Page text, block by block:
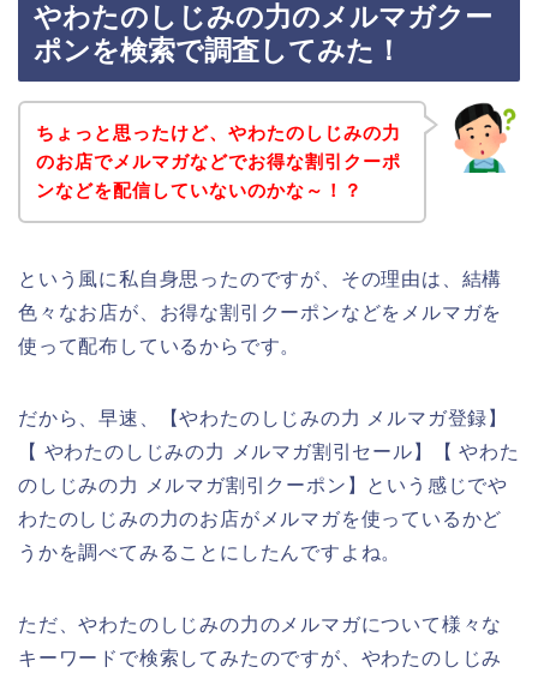
やわたのしじみの力のメルマガクー
ポンを検索で調査してみた！
ちょっと思ったけど、やわたのしじみの力
のお店でメルマガなどでお得な割引クーポ
ンなどを配信していないのかな～！？
という風に私自身思ったのですが、その理由は、結構
色々なお店が、お得な割引クーポンなどをメルマガを
使って配布しているからです。
だから、早速、【やわたのしじみの力 メルマガ登録】
【 やわたのしじみの力 メルマガ割引セール】【 やわた
のしじみの力 メルマガ割引クーポン】という感じでや
わたのしじみの力のお店がメルマガを使っているかど
うかを調べてみることにしたんですよね。
ただ、やわたのしじみの力のメルマガについて様々な
キーワードで検索してみたのですが、やわたのしじみ